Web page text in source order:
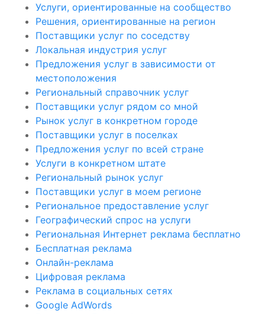
Услуги, ориентированные на сообщество
Решения, ориентированные на регион
Поставщики услуг по соседству
Локальная индустрия услуг
Предложения услуг в зависимости от
местоположения
Региональный справочник услуг
Поставщики услуг рядом со мной
Рынок услуг в конкретном городе
Поставщики услуг в поселках
Предложения услуг по всей стране
Услуги в конкретном штате
Региональный рынок услуг
Поставщики услуг в моем регионе
Региональное предоставление услуг
Географический спрос на услуги
Региональная Интернет реклама бесплатно
Бесплатная реклама
Онлайн-реклама
Цифровая реклама
Реклама в социальных сетях
Google AdWords